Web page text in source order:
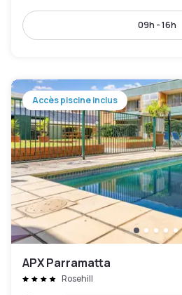
09h - 16h
Accès piscine inclus
APX Parramatta
Rosehill